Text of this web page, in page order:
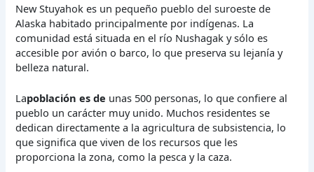
New Stuyahok es un pequeño pueblo del suroeste de
Alaska habitado principalmente por indígenas. La
comunidad está situada en el río Nushagak y sólo es
accesible por avión o barco, lo que preserva su lejanía y
belleza natural.
Lapoblación es de unas 500 personas, lo que confiere al
pueblo un carácter muy unido. Muchos residentes se
dedican directamente a la agricultura de subsistencia, lo
que significa que viven de los recursos que les
proporciona la zona, como la pesca y la caza.